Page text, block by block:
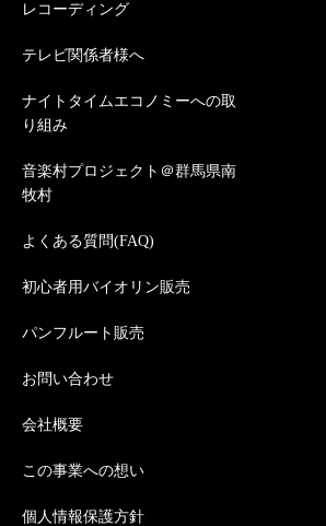
レコーディング
テレビ関係者様へ
ナイトタイムエコノミーへの取
り組み
音楽村プロジェクト＠群馬県南
牧村
よくある質問(FAQ)
初心者用バイオリン販売
パンフルート販売
お問い合わせ
会社概要
この事業への想い
個人情報保護方針